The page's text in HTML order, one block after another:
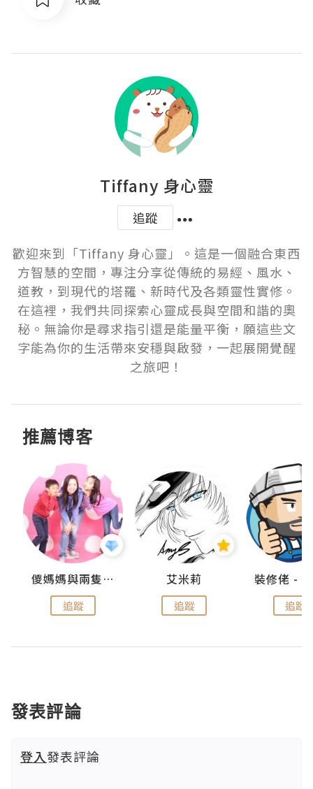
Tiffany 身心靈
追蹤
歡迎來到「Tiffany 身心靈」。這是一個融合東西
方智慧的空間，專注分享從傳統的易經、風水、
道教，到現代的塔羅、新時代及各類靈性實修。
在這裡，我們共同探索心靈成長與空間和諧的奧
秘。無論你是尋求指引還是能量平衡，願這些文
字能為你的生活帶來安穩與啟發，一起展開覺醒
之旅吧！
推薦博客
儍媽媽與兩隻小魔怪之家
追蹤
艾米莉
追蹤 追蹤
發表評論
登入發表評論